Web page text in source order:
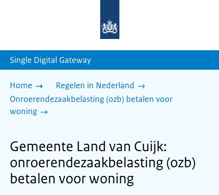
homepage
Single Digital Gateway
Home
Regelen in Nederland
Onroerendezaakbelasting (ozb) betalen voor
woning
Gemeente Land van Cuijk:
onroerendezaakbelasting (ozb)
betalen voor woning